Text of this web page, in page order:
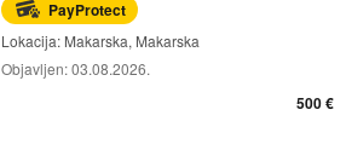
PayProtect
Lokacija: Makarska, Makarska
Objavljen:03.08.2026.
500 €